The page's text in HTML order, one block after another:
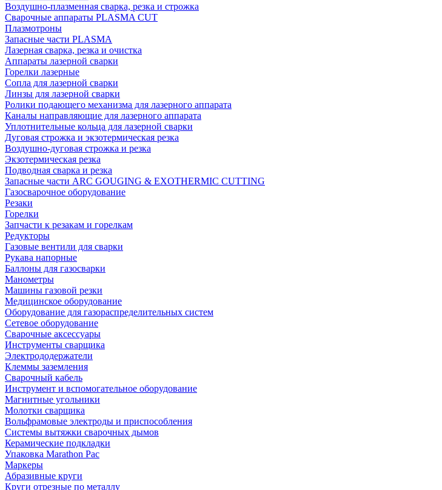
Воздушно-плазменная сварка, резка и строжка
Сварочные аппараты PLASMA CUT
Плазмотроны
Запасные части PLASMA
Лазерная сварка, резка и очистка
Аппараты лазерной сварки
Горелки лазерные
Сопла для лазерной сварки
Линзы для лазерной сварки
Ролики подающего механизма для лазерного аппарата
Каналы направляющие для лазерного аппарата
Уплотнительные кольца для лазерной сварки
Дуговая строжка и экзотермическая резка
Воздушно-дуговая строжка и резка
Экзотермическая резка
Подводная сварка и резка
Запасные части ARC GOUGING & EXOTHERMIC CUTTING
Газосварочное оборудование
Резаки
Горелки
Запчасти к резакам и горелкам
Редукторы
Газовые вентили для сварки
Рукава напорные
Баллоны для газосварки
Манометры
Машины газовой резки
Медицинское оборудование
Оборудование для газораспределительных систем
Сетевое оборудование
Сварочные аксессуары
Инструменты сварщика
Электрододержатели
Клеммы заземления
Сварочный кабель
Инструмент и вспомогательное оборудование
Магнитные угольники
Молотки сварщика
Вольфрамовые электроды и приспособления
Системы вытяжки сварочных дымов
Керамические подкладки
Упаковка Marathon Pac
Маркеры
Абразивные круги
Круги отрезные по металлу